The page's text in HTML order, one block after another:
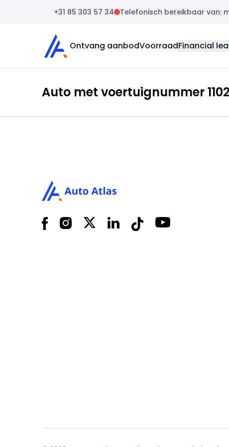
+31 85 303 57 34 Telefonisch bereikbaar van:
Auto Atlas
Ontvang aanbodVoorraadFinancial
Auto met voertuignummer
FacebookInstagram
X LinkedInTiktok YouTube